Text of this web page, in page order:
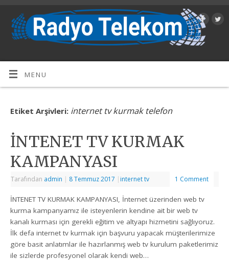
MENU
Etiket Arşivleri: internet tv kurmak telefon
İNTENET TV KURMAK
KAMPANYASI
Tarafından admin | 8 Temmuz 2017 | internet tv 1 Comment
İNTENET TV KURMAK KAMPANYASI, İnternet üzerinden web tv
kurma kampanyamız ile isteyenlerin kendine ait bir web tv
kanalı kurması için gerekli eğitim ve altyapı hizmetini sağlıyoruz.
İlk defa internet tv kurmak için başvuru yapacak müşterilerimize
göre basit anlatımlar ile hazırlanmış web tv kurulum paketlerimiz
ile sizlerde profesyonel olarak kendi web…